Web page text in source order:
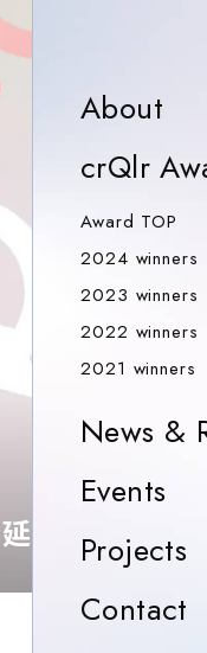
About
crQlr
Award TOP
2024 winners
2023 winners
2022 winners
2021 winners
News &
Events
Projects
Contact
長